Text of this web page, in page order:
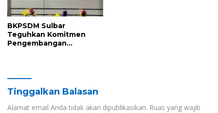
BKPSDM Sulbar
Teguhkan Komitmen
Pengembangan
2026
Tinggalkan Balasan
Alamat email Anda tidak akan dipublikasikan. Ruas yang wajib